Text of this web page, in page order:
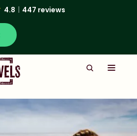
4.8 447 reviews